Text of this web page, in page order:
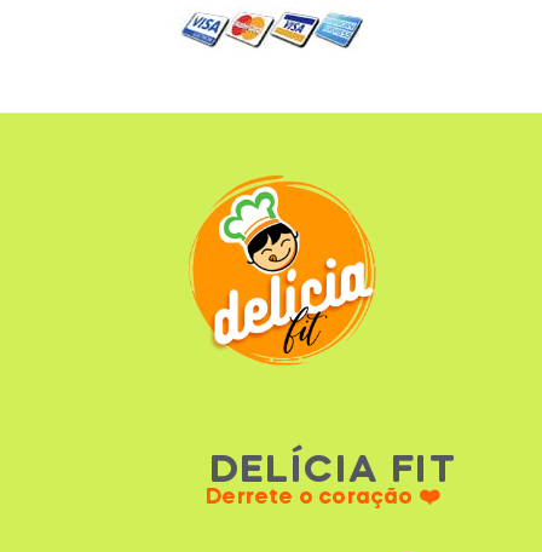
DELÍCIA FIT
Derrete o coração ❤️